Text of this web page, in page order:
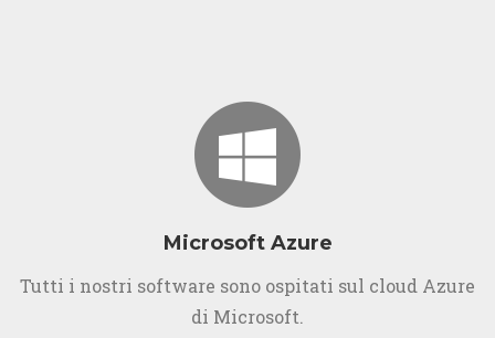
Microsoft Azure
Tutti i nostri software sono ospitati sul cloud Azure
di Microsoft.